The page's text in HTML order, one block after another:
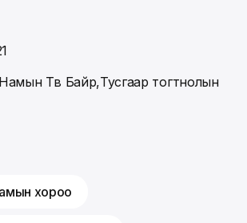
Төв Байр,Тусгаар тогтнолын
хороо